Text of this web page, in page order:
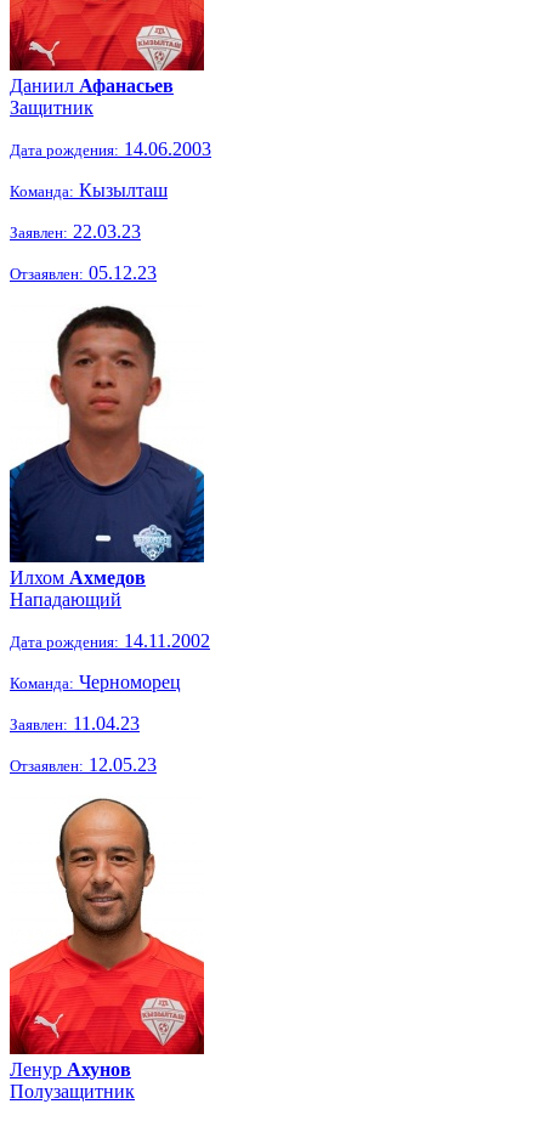
Даниил Афанасьев
Защитник
Дата рождения: 14.06.2003
Команда: Кызылташ
Заявлен: 22.03.23
Отзаявлен: 05.12.23
Илхом Ахмедов
Нападающий
Дата рождения: 14.11.2002
Команда: Черноморец
Заявлен: 11.04.23
Отзаявлен: 12.05.23
Ленур Ахунов
Полузащитник